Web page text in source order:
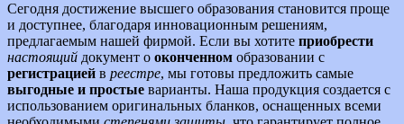
Сегодня достижение высшего образования становится проще
и доступнее, благодаря инновационным решениям,
предлагаемым нашей фирмой. Если вы хотите приобрести
настоящий документ о оконченном образовании с
регистрацией в реестре, мы готовы предложить самые
выгодные и простые варианты. Наша продукция создается с
использованием оригинальных бланков, оснащенных всеми